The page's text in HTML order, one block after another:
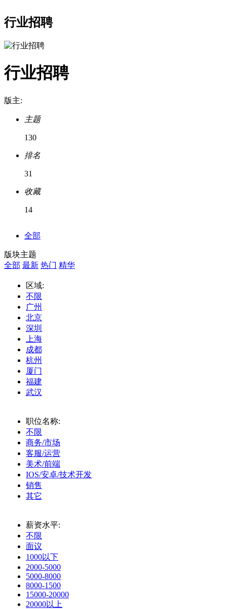
行业招聘
行业招聘
版主:
主题
130
排名
31
收藏
14
全部
版块主题
全部 最新 热门 精华
区域:
不限
广州
北京
深圳
上海
成都
杭州
厦门
福建
武汉
职位名称:
不限
商务/市场
客服/运营
美术/前端
IOS/安卓/技术开发
销售
其它
薪资水平:
不限
面议
1000以下
2000-5000
5000-8000
8000-1500
15000-20000
20000以上